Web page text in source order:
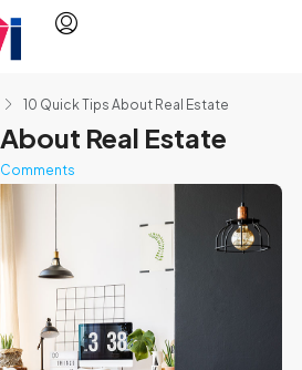
10 Quick Tips About Real Estate
Real Estate
Comments